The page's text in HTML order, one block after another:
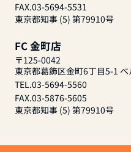
FAX.03-5694-5531
東京都知事 (5) 第79910号
FC 金町店
〒125-0042
東京都葛飾区金町6丁目5-1
TEL.03-5694-5560
FAX.03-5876-5605
東京都知事 (5) 第79910号